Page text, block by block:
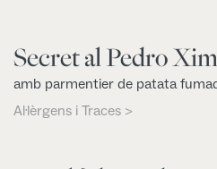
Secret al Pedro
amb parmentier de patata
Al·lèrgens i Traces >